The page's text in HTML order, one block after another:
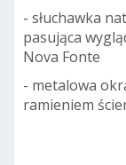
- słuchawka
pasująca
Nova Fonte
- metalowa
ramieniem